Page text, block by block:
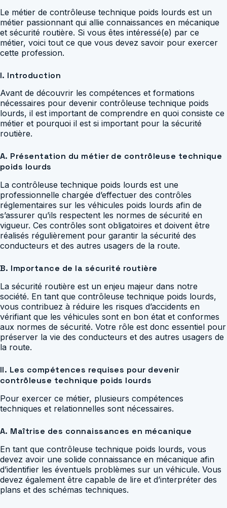
Le métier de contrôleuse technique poids lourds est un
métier passionnant qui allie connaissances en mécanique
et sécurité routière. Si vous êtes intéressé(e) par ce
métier, voici tout ce que vous devez savoir pour exercer
cette profession.
I. Introduction
Avant de découvrir les compétences et formations
nécessaires pour devenir contrôleuse technique poids
lourds, il est important de comprendre en quoi consiste ce
métier et pourquoi il est si important pour la sécurité
routière.
A. Présentation du métier de contrôleuse technique
poids lourds
La contrôleuse technique poids lourds est une
professionnelle chargée d’effectuer des contrôles
réglementaires sur les véhicules poids lourds afin de
s’assurer qu’ils respectent les normes de sécurité en
vigueur. Ces contrôles sont obligatoires et doivent être
réalisés régulièrement pour garantir la sécurité des
conducteurs et des autres usagers de la route.
B. Importance de la sécurité routière
La sécurité routière est un enjeu majeur dans notre
société. En tant que contrôleuse technique poids lourds,
vous contribuez à réduire les risques d’accidents en
vérifiant que les véhicules sont en bon état et conformes
aux normes de sécurité. Votre rôle est donc essentiel pour
préserver la vie des conducteurs et des autres usagers de
la route.
II. Les compétences requises pour devenir
contrôleuse technique poids lourds
Pour exercer ce métier, plusieurs compétences
techniques et relationnelles sont nécessaires.
A. Maîtrise des connaissances en mécanique
En tant que contrôleuse technique poids lourds, vous
devez avoir une solide connaissance en mécanique afin
d’identifier les éventuels problèmes sur un véhicule. Vous
devez également être capable de lire et d’interpréter des
plans et des schémas techniques.